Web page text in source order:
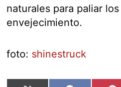
naturales para paliar
envejecimiento.
foto: shinestruck